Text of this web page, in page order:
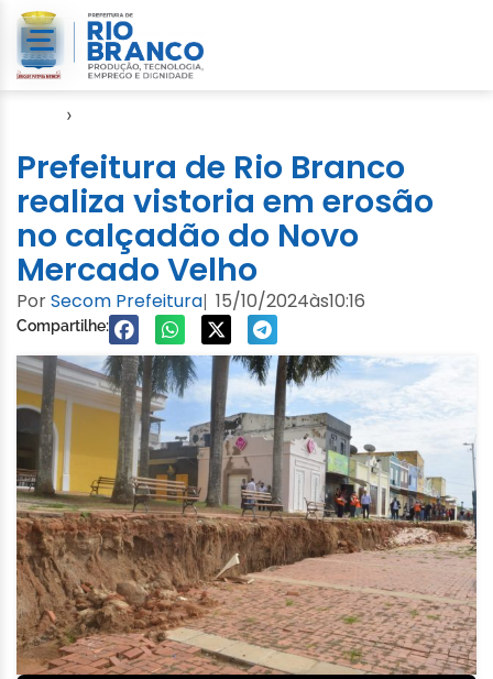
›
Prefeitura de Rio Branco
realiza vistoria em erosão
no calçadão do Novo
Mercado Velho
PorSecom Prefeitura| 15/10/2024às10:16
Compartilhe: